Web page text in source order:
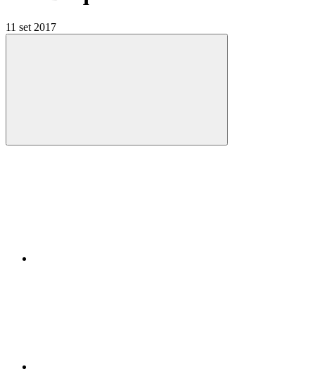
11 set 2017
Compartilhar